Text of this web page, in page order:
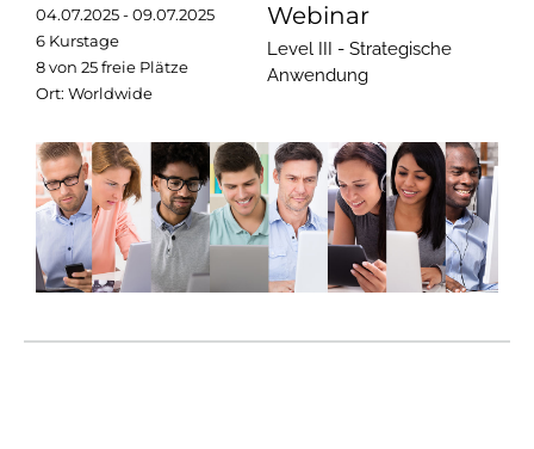
04.07.2025 - 09.07.2025
6 Kurstage
8 von 25 freie Plätze
Ort: Worldwide
Webinar
Level III - Strategische
Anwendung